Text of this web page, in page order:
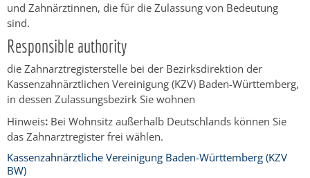
und Zahnärztinnen, die für die Zulassung von Bedeutung
sind.
Responsible authority
die Zahnarztregisterstelle bei der Bezirksdirektion der
Kassenzahnärztlichen Vereinigung (KZV) Baden-Württemberg,
in dessen Zulassungsbezirk Sie wohnen
Hinweis: Bei Wohnsitz außerhalb Deutschlands können Sie
das Zahnarztregister frei wählen.
Kassenzahnärztliche Vereinigung Baden-Württemberg (KZV
BW)